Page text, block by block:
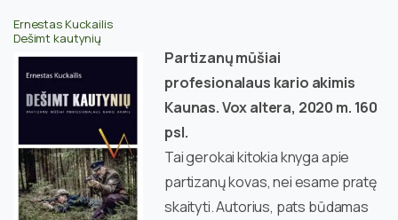
Ernestas Kuckailis
Dešimt kautynių
Partizanų mūšiai
profesionalaus kario akimis
Kaunas. Vox altera, 2020 m. 160
psl.
Tai gerokai kitokia knyga apie
partizanų kovas, nei esame pratę
skaityti. Autorius, pats būdamas